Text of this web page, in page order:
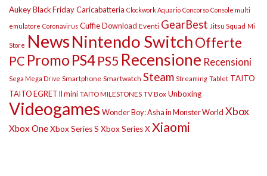
AukeyBlack FridayCaricabatteria Clockwork Aquario Concorso Console multi
emulatore Coronavirus CuffieDownload Eventi GearBest Jitsu Squad Mi
Store NewsNintendo SwitchOfferte
PC Promo PS4PS5 Recensione Recensioni
Sega Mega Drive Smartphone Smartwatch Steam Streaming Tablet TAITO
TAITO EGRET II mini TAITO MILESTONES TV Box Unboxing
Videogames Wonder Boy: Asha in Monster World Xbox
Xbox OneXbox Series S Xbox Series XXiaomi